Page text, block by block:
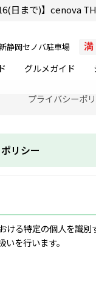
日まで)】cenova
静岡セノバ駐車場 満
グルメガイド
プライバシーポ
リシー
る特定の個人を識
を行います。